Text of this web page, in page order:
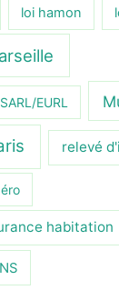
loi hamon
EURL
relevé
habitation